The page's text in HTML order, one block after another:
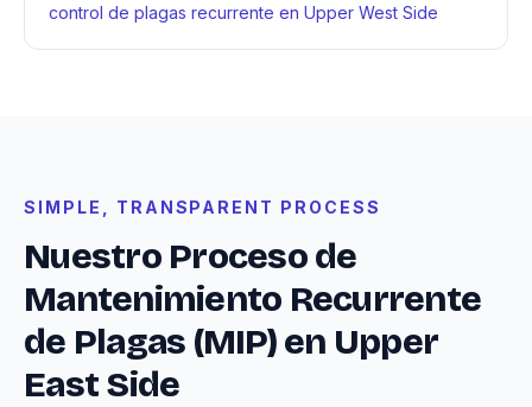
control de plagas recurrente en Upper West Side
SIMPLE, TRANSPARENT PROCESS
Nuestro Proceso de
Mantenimiento Recurrente
de Plagas (MIP) en Upper
East Side